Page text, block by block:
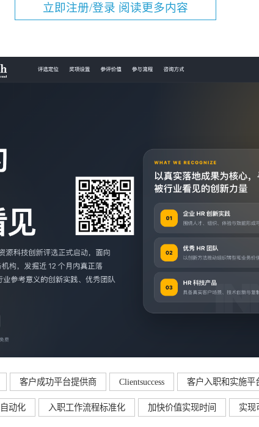
立即注册/登录 阅读更多内容
客户成功平台提供商 Clientsuccess 客户入职和实施平
动化 入职工作流程标准化 加快价值实现时间 实现